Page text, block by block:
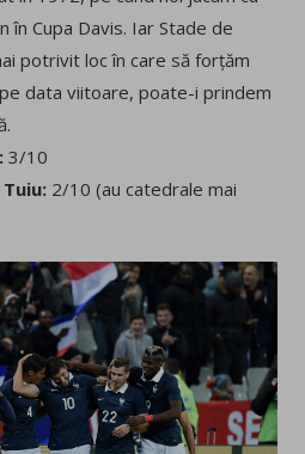
în Cupa Davis. Iar Stade de
potrivit loc în care să forțăm
data viitoare, poate-i prindem
3/10
2/10 (au catedrale mai